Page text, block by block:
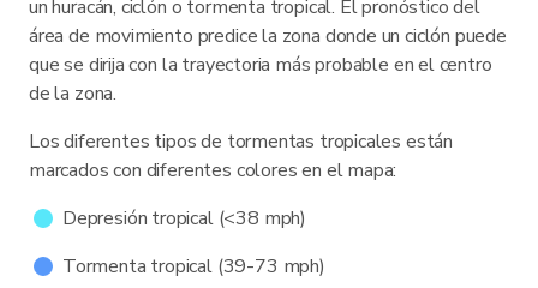
un huracán, ciclón o tormenta tropical. El pronóstico del
área de movimiento predice la zona donde un ciclón puede
que se dirija con la trayectoria más probable en el centro
de la zona.
Los diferentes tipos de tormentas tropicales están
marcados con diferentes colores en el mapa:
Depresión tropical (<38 mph)
Tormenta tropical (39-73 mph)